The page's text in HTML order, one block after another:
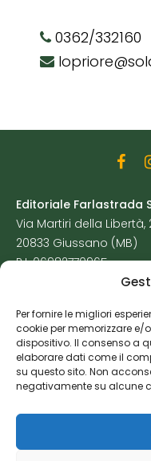
Per fornire le migliori
cookie per memorizzare
dispositivo. Il consenso a
elaborare dati come il
su questo sito. Non
negativamente su alcune
0362/332160
Editoriale Farlastrada
Via Martiri della Libertà,
20833 Giussano (MB)
P.I. 06982770965
Cookie Policy
Risorse Aggiuntive